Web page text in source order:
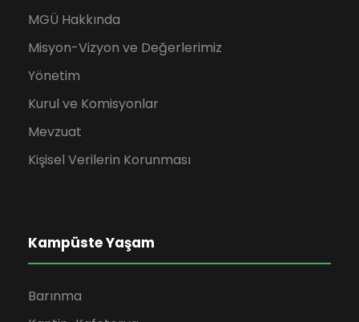
MGÜ Hakkında
Misyon-Vizyon ve Değerlerimiz
Yönetim
Kurul ve Komisyonlar
Mevzuat
Kişisel Verilerin Korunması
Kampüste Yaşam
Barınma